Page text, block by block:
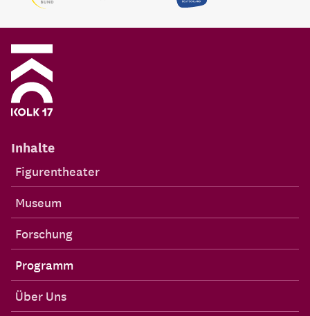
Inhalte
Figurentheater
Museum
Forschung
Programm
Über Uns